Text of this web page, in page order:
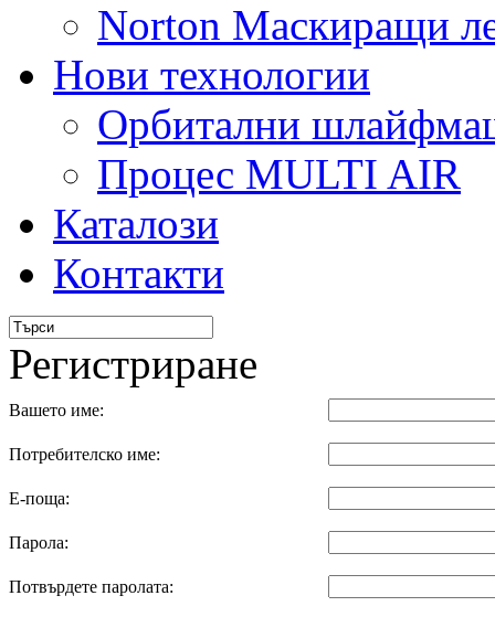
Norton Маскиращи
Нови технологии
Орбитални
Процес MULTI AIR
Каталози
Контакти
Регистриране
Вашето име:
Потребителско име:
Е-поща:
Парола:
Потвърдете паролата: